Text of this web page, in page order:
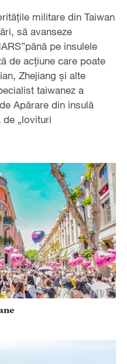
militare din Taiwan
să avanseze
pe insulele
de acțiune care poate
Zhejiang și alte
taiwanez a
Apărare din insulă
„lovituri